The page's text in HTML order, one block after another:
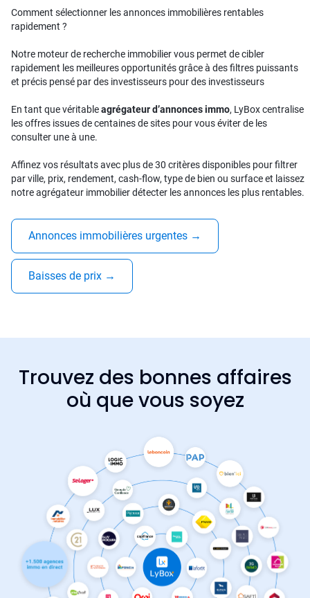
Comment sélectionner les annonces immobilières rentables
rapidement ?
Notre moteur de recherche immobilier vous permet de cibler
rapidement les meilleures opportunités grâce à des filtres puissants
et précis pensé par des investisseurs pour des investisseurs
En tant que véritableagrégateur d’annonces immo, LyBox centralise
les offres issues de centaines de sites pour vous éviter de les
consulter une à une.
Affinez vos résultats avec plus de 30 critères disponibles pour filtrer
par ville, prix, rendement, cash-flow, type de bien ou surface et laissez
notre agrégateur immobilier détecter les annonces les plus rentables.
Annonces immobilières urgentes →
Baisses de prix →
Trouvez des bonnes affaires
où que vous soyez